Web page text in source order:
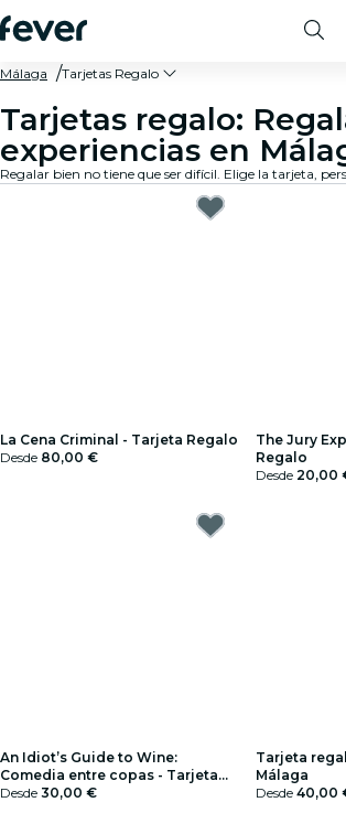
Málaga Tarjetas Regalo
Tarjetas regalo:
experiencias en
La Cena Criminal - Tarjeta Regalo
Desde 80,00 €
The Jury
Regalo
Desde 20,00
An Idiot’s Guide to Wine:
Comedia entre copas - Tarjeta
Regalo
Desde 30,00 €
Tarjeta
Málaga
Desde 40,00